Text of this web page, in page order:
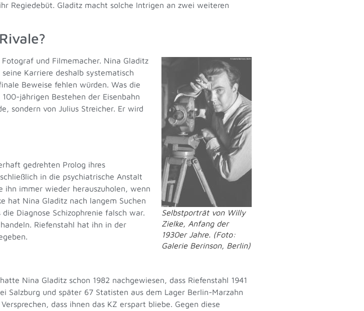
Regiedebüt. Gladitz macht solche Intrigen an zwei weiteren
Selbstporträt von Willy
Zielke, Anfang der
1930er Jahre. (Foto:
Galerie Berinson, Berlin)
und Filmemacher. Nina Gladitz
Karriere deshalb systematisch
Beweise fehlen würden. Was die
jährigen Bestehen der Eisenbahn
sondern von Julius Streicher. Er wird
gedrehten Prolog ihres
in die psychiatrische Anstalt
immer wieder herauszuholen, wenn
hat Nina Gladitz nach langem Suchen
Diagnose Schizophrenie falsch war.
Riefenstahl hat ihn in der
Nina Gladitz schon 1982 nachgewiesen, dass Riefenstahl 1941
Salzburg und später 67 Statisten aus dem Lager Berlin-Marzahn
dass ihnen das KZ erspart bliebe. Gegen diese